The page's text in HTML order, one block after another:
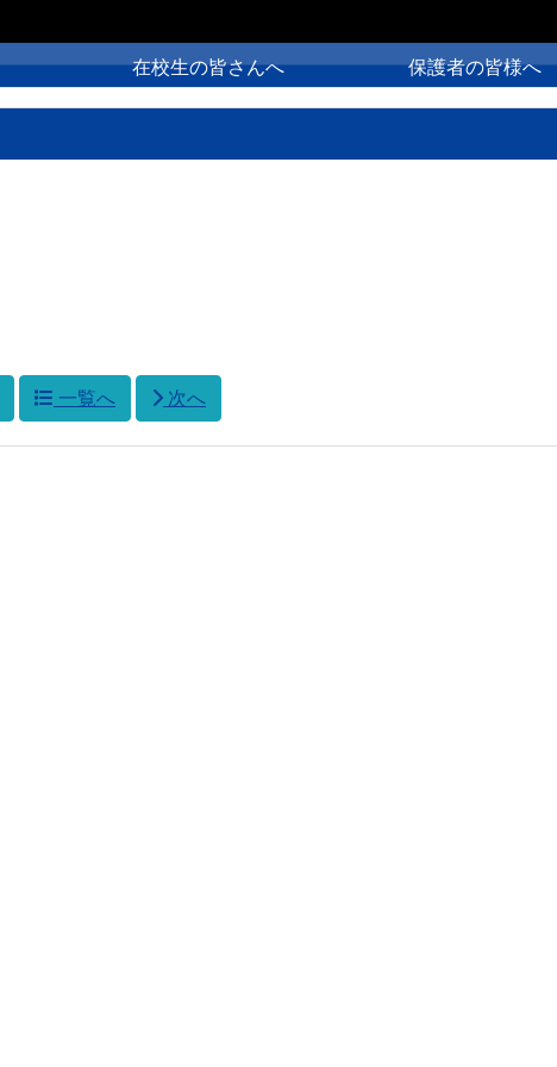
在校生の皆さんへ 保護者の皆様へ
一覧へ 次へ